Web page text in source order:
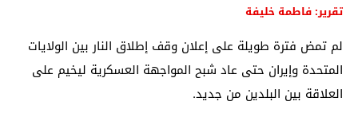
تقرير: فاطمة خليفة
لم تمض فترة طويلة على إعلان وقف إطلاق النار بين الولايات
المتحدة وإيران حتى عاد شبح المواجهة العسكرية ليخيم على
العلاقة بين البلدين من جديد.